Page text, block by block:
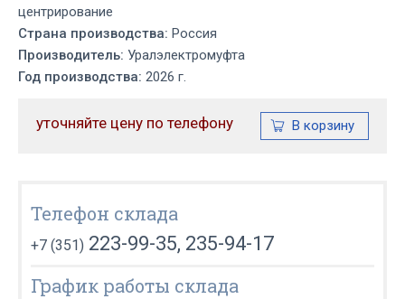
центрирование
Страна производства: Россия
Производитель: Уралэлектромуфта
Год производства: 2026 г.
уточняйте цену по телефону
Телефон склада
+7 (351) 223-99-35, 235-94-17
График работы склада